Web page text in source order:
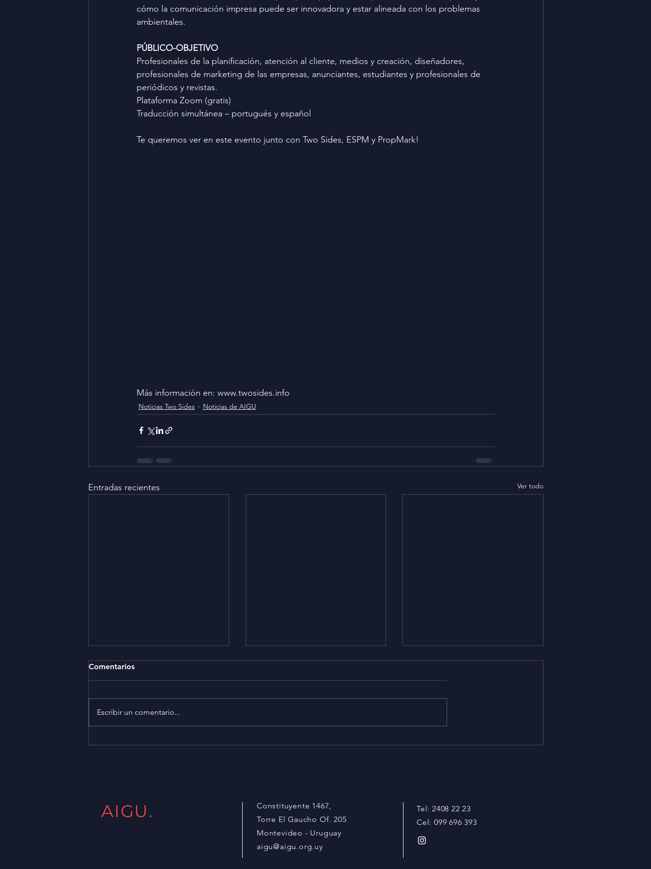
cómo la comunicación impresa puede ser innovadora y estar alineada con los problemas
ambientales.
PÚBLICO-OBJETIVO
Profesionales de la planificación, atención al cliente, medios y creación, diseñadores,
profesionales de marketing de las empresas, anunciantes, estudiantes y profesionales de
periódicos y revistas.
Plataforma Zoom (gratis)
Traducción simultánea – portugués y español
Te queremos ver en este evento junto con Two Sides, ESPM y PropMark!
Más información en: www.twosides.info
Noticias Two Sides Noticias de AIGU
Entradas recientes Ver todo
Comentarios
Escribir un comentario...
AIGU.
Constituyente 1467,
Torre El Gaucho Of. 205
Montevideo - Uruguay
aigu@aigu.org.uy
Tel: 2408 22 23
Cel: 099 696 393